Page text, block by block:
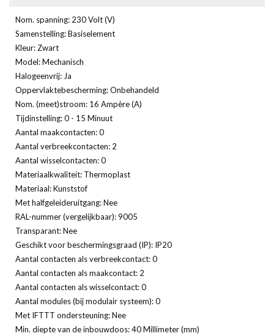
Nom. spanning: 230 Volt (V)
Samenstelling: Basiselement
Kleur: Zwart
Model: Mechanisch
Halogeenvrij: Ja
Oppervlaktebescherming: Onbehandeld
Nom. (meet)stroom: 16 Ampère (A)
Tijdinstelling: 0 - 15 Minuut
Aantal maakcontacten: 0
Aantal verbreekcontacten: 2
Aantal wisselcontacten: 0
Materiaalkwaliteit: Thermoplast
Materiaal: Kunststof
Met halfgeleideruitgang: Nee
RAL-nummer (vergelijkbaar): 9005
Transparant: Nee
Geschikt voor beschermingsgraad (IP): IP20
Aantal contacten als verbreekcontact: 0
Aantal contacten als maakcontact: 2
Aantal contacten als wisselcontact: 0
Aantal modules (bij modulair systeem): 0
Met IFTTT ondersteuning: Nee
Min. diepte van de inbouwdoos: 40 Millimeter (mm)